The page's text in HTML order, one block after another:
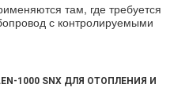
там, где требуется
с контролируемыми
1000 SNX ДЛЯ ОТОПЛЕНИЯ И